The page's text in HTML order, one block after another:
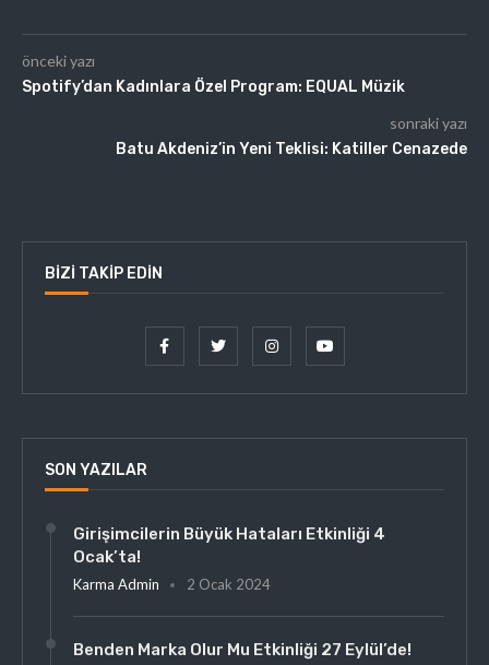
önceki yazı
Spotify’dan Kadınlara Özel Program: EQUAL Müzik
sonraki yazı
Batu Akdeniz’in Yeni Teklisi: Katiller Cenazede
BIZI TAKIP EDIN
SON YAZILAR
Girişimcilerin Büyük Hataları Etkinliği 4
Ocak’ta!
Karma Admin 2 Ocak 2024
Benden Marka Olur Mu Etkinliği 27 Eylül’de!